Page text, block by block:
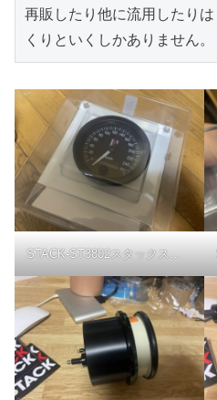
再販したり他に流用したり
くりといくしかありません。
STACK-ST3802スタックスピードメーター